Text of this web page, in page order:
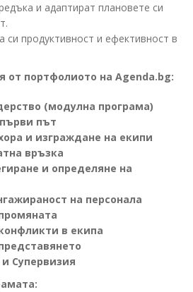
и адаптират плановете си
продуктивност и ефективност в
от портфолиото на Agenda.bg:
(модулна програма)
път
и изграждане на екипи
връзка
и определяне на
на персонала
в екипа
Супервизия